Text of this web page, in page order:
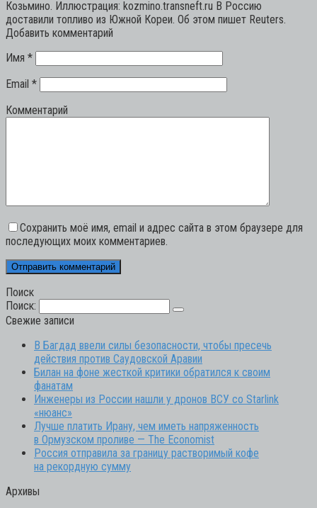
Козьмино. Иллюстрация: kozmino.transneft.ru В Россию
доставили топливо из Южной Кореи. Об этом пишет Reuters.
Добавить комментарий
Имя *
Email *
Комментарий
Сохранить моё имя, email и адрес сайта в этом браузере для
последующих моих комментариев.
Поиск
Поиск:
Свежие записи
В Багдад ввели силы безопасности, чтобы пресечь
действия против Саудовской Аравии
Билан на фоне жесткой критики обратился к своим
фанатам
Инженеры из России нашли у дронов ВСУ со Starlink
«нюанс»
Лучше платить Ирану, чем иметь напряженность
в Ормузском проливе — The Economist
Россия отправила за границу растворимый кофе
на рекордную сумму
Архивы